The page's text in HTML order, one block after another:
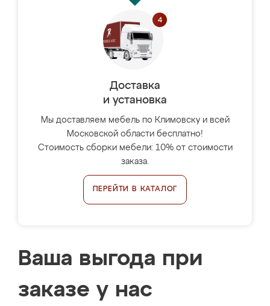
Доставка
и установка
Мы доставляем мебель по Климовску и всей
Московской области бесплатно!
Стоимость сборки мебели: 10% от стоимости
заказа.
ПЕРЕЙТИ В КАТАЛОГ
Ваша выгода при
заказе у нас